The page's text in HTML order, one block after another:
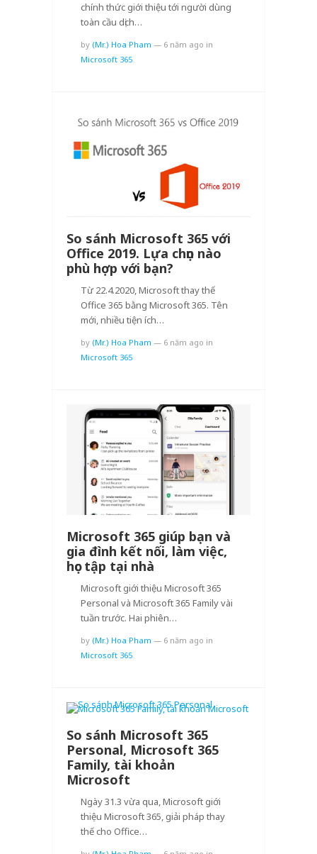
chính thức giới thiệu tới người dùng
toàn cầu dịch…
by (Mr.) Hoa Pham — 6 năm ago in
Microsoft 365
So sánh Microsoft 365 với
Office 2019. Lựa chọn nào
phù hợp với bạn?
Từ 22.4.2020, Microsoft thay thế
Office 365 bằng Microsoft 365. Tên
mới, nhiều tiện ích…
by (Mr.) Hoa Pham — 6 năm ago in
Microsoft 365
Microsoft 365 giúp bạn và
gia đình kết nối, làm việc,
học tập tại nhà
Microsoft giới thiệu Microsoft 365
Personal và Microsoft 365 Family vài
tuần trước. Hai phiên…
by (Mr.) Hoa Pham — 6 năm ago in
Microsoft 365
So sánh Microsoft 365
Personal, Microsoft 365
Family, tài khoản
Microsoft
Ngày 31.3 vừa qua, Microsoft giới
thiệu Microsoft 365, giải pháp thay
thế cho Office…